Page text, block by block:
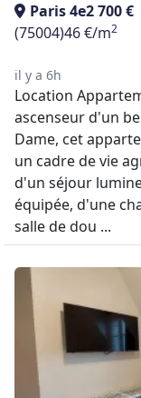
Paris 4e2 700 €
(75004)46 €/m2
il y a 6h
Location
ascenseur d'un
Dame, cet
un cadre de vie
d'un séjour
équipée, d'une
salle de dou ...